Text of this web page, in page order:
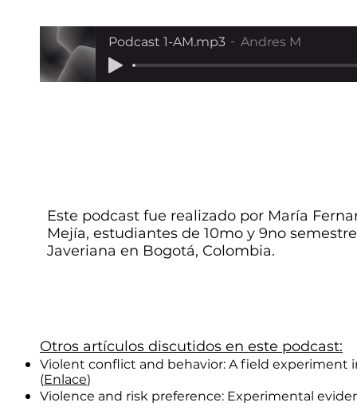
Podcast 1-AM.mp3 Andres M
Este podcast fue realizado por María
Mejía, estudiantes de 10mo y 9no
Javeriana en Bogotá, Colombia.
Otros artículos discutidos en este podcast:
Violent conflict and behavior: A field experiment
(Enlace)
Violence and risk preference: Experimental